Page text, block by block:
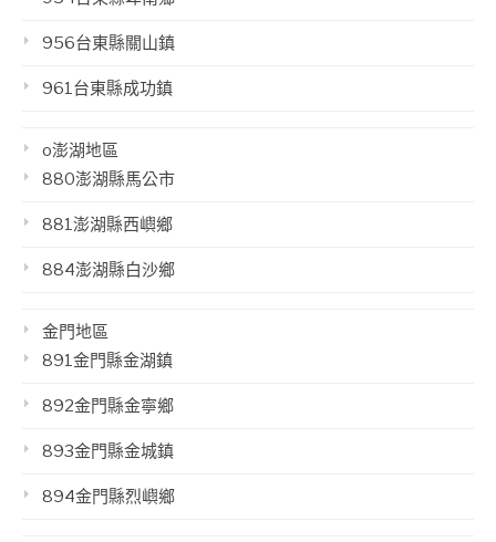
956台東縣關山鎮
961台東縣成功鎮
o澎湖地區
880澎湖縣馬公市
881澎湖縣西嶼鄉
884澎湖縣白沙鄉
金門地區
891金門縣金湖鎮
892金門縣金寧鄉
893金門縣金城鎮
894金門縣烈嶼鄉